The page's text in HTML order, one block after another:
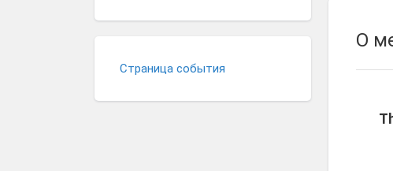
Страница события
О